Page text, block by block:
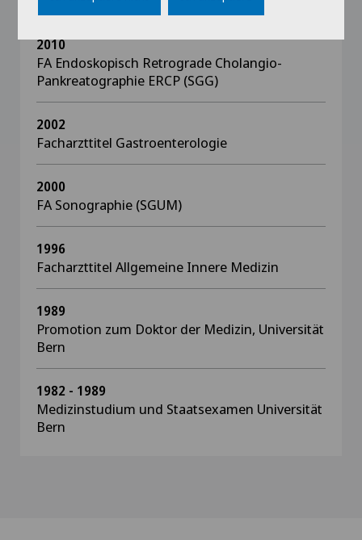
2010
FA Endoskopisch Retrograde Cholangio-
Pankreatographie ERCP (SGG)
2002
Facharzttitel Gastroenterologie
2000
FA Sonographie (SGUM)
1996
Facharzttitel Allgemeine Innere Medizin
1989
Promotion zum Doktor der Medizin, Universität
Bern
1982 - 1989
Medizinstudium und Staatsexamen Universität
Bern